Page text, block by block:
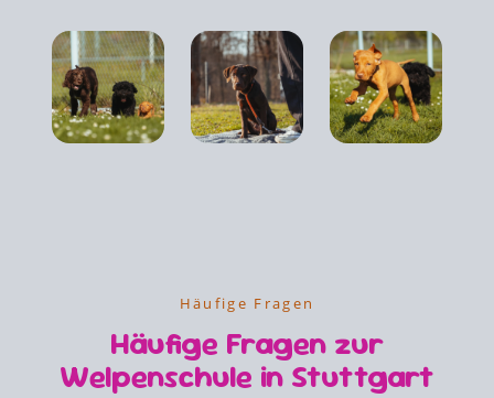
Häufige Fragen
Häufige Fragen zur
Welpenschule in Stuttgart